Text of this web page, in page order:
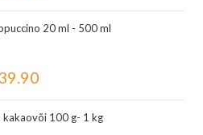
20 ml - 500 ml
kakaovõi 100 g- 1 kg